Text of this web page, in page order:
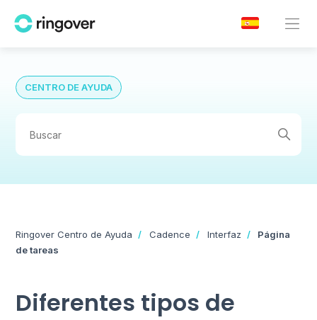
CENTRO DE AYUDA
Ringover Centro de Ayuda Cadence Interfaz
Página
de tareas
Diferentes tipos de